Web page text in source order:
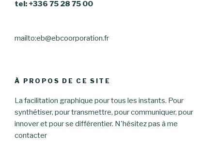
tel: +336 75 28 75 00
mailto:eb@ebcoorporation.fr
À PROPOS DE CE SITE
La facilitation graphique pour tous les instants. Pour
synthétiser, pour transmettre, pour communiquer, pour
innover et pour se différentier. N'hésitez pas à me
contacter